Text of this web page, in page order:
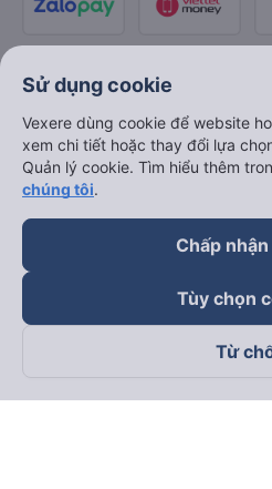
Theo dõi chúng tôi trên
Sử dụng cookie
Vexere dùng cookie để website
xem chi tiết hoặc thay đổi lựa
Quản lý cookie. Tìm hiểu thêm
chúng tôi.
Chấp
Tùy chọn
Từ